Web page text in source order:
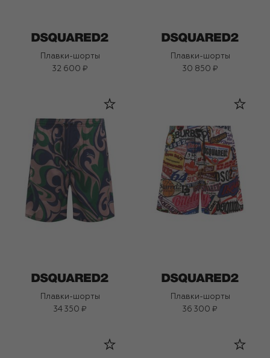
Плавки-шорты
32 600 ₽
Плавки-шорты
30 850 ₽
Плавки-шорты
34 350 ₽
Плавки-шорты
36 300 ₽